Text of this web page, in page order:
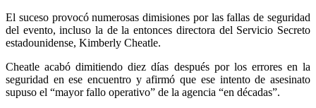
El suceso provocó numerosas dimisiones por las fallas de seguridad
del evento, incluso la de la entonces directora del Servicio Secreto
estadounidense, Kimberly Cheatle.
Cheatle acabó dimitiendo diez días después por los errores en la
seguridad en ese encuentro y afirmó que ese intento de asesinato
supuso el “mayor fallo operativo” de la agencia “en décadas”.